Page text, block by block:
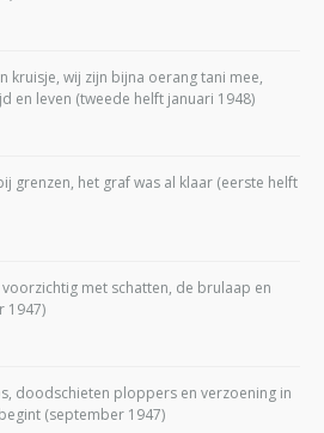
kruisje, wij zijn bijna oerang tani mee,
en leven (tweede helft januari 1948)
grenzen, het graf was al klaar (eerste helft
met schatten, de brulaap en
1947)
doodschieten ploppers en verzoening in
(september 1947)